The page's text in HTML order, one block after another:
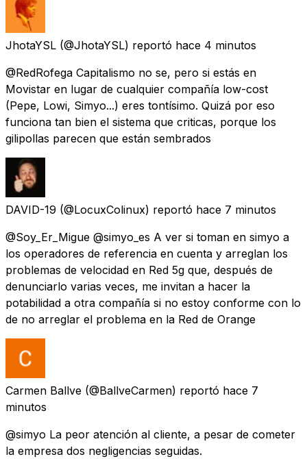
JhotaYSL (@JhotaYSL) reportó hace 4 minutos
@RedRofega Capitalismo no se, pero si estás en
Movistar en lugar de cualquier compañía low-cost
(Pepe, Lowi, Simyo...) eres tontísimo. Quizá por eso
funciona tan bien el sistema que criticas, porque los
gilipollas parecen que están sembrados
DAVID-19 (@LocuxColinux) reportó hace 7 minutos
@Soy_Er_Migue @simyo_es A ver si toman en simyo a
los operadores de referencia en cuenta y arreglan los
problemas de velocidad en Red 5g que, después de
denunciarlo varias veces, me invitan a hacer la
potabilidad a otra compañía si no estoy conforme con lo
de no arreglar el problema en la Red de Orange
Carmen Ballve (@BallveCarmen) reportó hace 7
minutos
@simyo La peor atención al cliente, a pesar de cometer
la empresa dos negligencias seguidas.